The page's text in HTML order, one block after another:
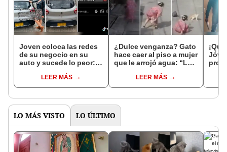
Joven coloca las redes
de su negocio en su
auto y sucede lo peor:
publicidad"
LEER MÁS
¿Dulce venganza? Gato
hace caer al piso a mujer
que le arrojó agua: “La
LEER MÁS
LO MÁS VISTO LO ÚLTIMO